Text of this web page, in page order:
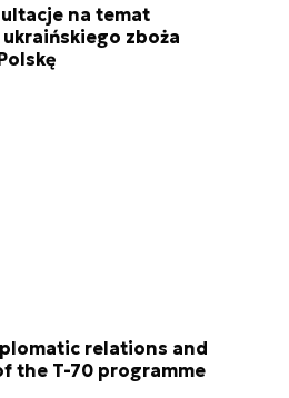
na temat
ukraińskiego zboża
relations and
the T-70 programme